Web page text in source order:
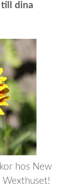
dina
hos New
Wexthuset!